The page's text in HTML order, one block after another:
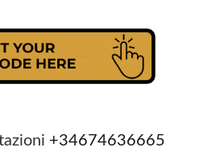
+34674636665